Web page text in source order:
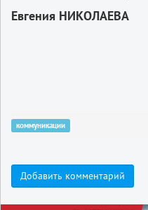
Евгения НИКОЛАЕВА
коммуникации
Добавить комментарий